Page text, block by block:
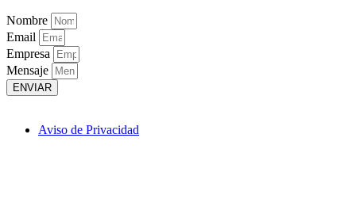
Nombre
Email
Empresa
Mensaje
ENVIAR
Aviso de Privacidad